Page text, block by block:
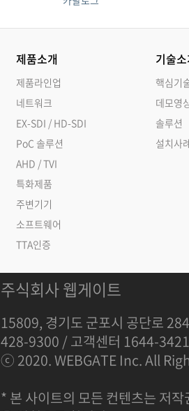
제품소개
제품라인업
네트워크
EX-SDI / HD-SDI
PoC 솔루션
AHD / TVI
특화제품
주변기기
소프트웨어
TTA인증
기술
핵심기
데모영
솔루션
설치사
주식회사 웹게이트
15809, 경기도 군포시 공단로
428-9300 / 고객센터 1644-
ⓒ 2020. WEBGATE Inc. All
* 본 사이트의 모든 컨텐츠는 저